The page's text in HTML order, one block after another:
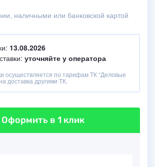
наличными или банковской картой
13.08.2026
уточняйте у оператора
осуществляется по тарифам ТК “Деловые
доставка другими ТК.
Оформить в 1 клик